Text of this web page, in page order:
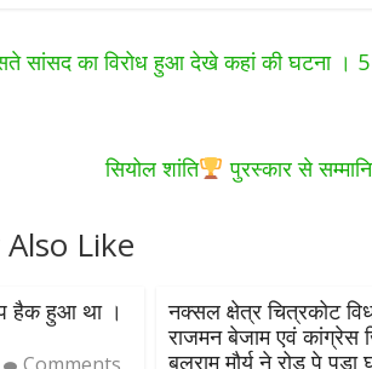
सांसद का विरोध हुआ देखे कहां की घटना ।
सियोल शांति पुरस्‍कार से
Like
हैक हुआ था ।
नक्सल क्षेत्र चित्रकोट
राजमन बेजाम एवं कांग्रेस
बलराम मौर्य ने रोड पे पड़ा